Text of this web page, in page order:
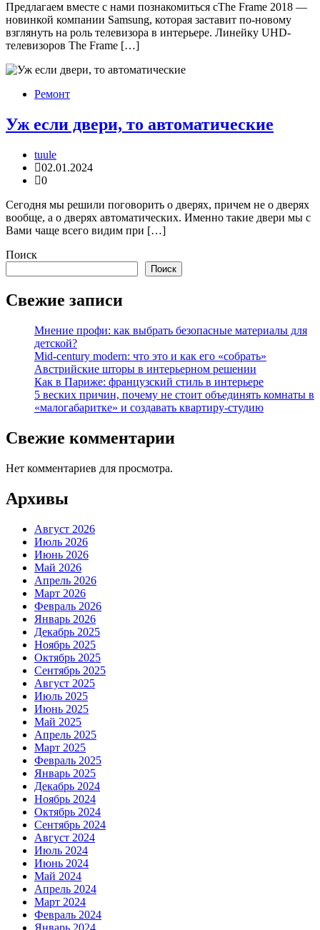
Предлагаем вместе с нами познакомиться сThe Frame 2018 —
новинкой компании Samsung, которая заставит по-новому
взглянуть на роль телевизора в интерьере. Линейку UHD-
телевизоров The Frame […]
Ремонт
Уж если двери, то автоматические
tuule
02.01.2024
0
Сегодня мы решили поговорить о дверях, причем не о дверях
вообще, а о дверях автоматических. Именно такие двери мы с
Вами чаще всего видим при […]
Поиск
Поиск
Свежие записи
Мнение профи: как выбрать безопасные материалы для
детской?
Mid-century modern: что это и как его «собрать»
Австрийские шторы в интерьерном решении
Как в Париже: французский стиль в интерьере
5 веских причин, почему не стоит объединять комнаты в
«малогабаритке» и создавать квартиру-студию
Свежие комментарии
Нет комментариев для просмотра.
Архивы
Август 2026
Июль 2026
Июнь 2026
Май 2026
Апрель 2026
Март 2026
Февраль 2026
Январь 2026
Декабрь 2025
Ноябрь 2025
Октябрь 2025
Сентябрь 2025
Август 2025
Июль 2025
Июнь 2025
Май 2025
Апрель 2025
Март 2025
Февраль 2025
Январь 2025
Декабрь 2024
Ноябрь 2024
Октябрь 2024
Сентябрь 2024
Август 2024
Июль 2024
Июнь 2024
Май 2024
Апрель 2024
Март 2024
Февраль 2024
Январь 2024